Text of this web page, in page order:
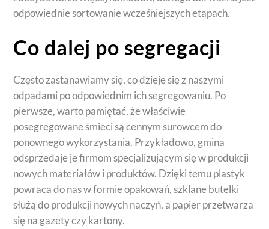
odpowiednie sortowanie wcześniejszych etapach.
Co dalej po segregacji
Często zastanawiamy się, co dzieje się z naszymi
odpadami po odpowiednim ich segregowaniu. Po
pierwsze, warto pamiętać, że właściwie
posegregowane śmieci są cennym surowcem do
ponownego wykorzystania. Przykładowo, gmina
odsprzedaje je firmom specjalizującym się w produkcji
nowych materiałów i produktów. Dzięki temu plastyk
powraca do nas w formie opakowań, szklane butelki
służą do produkcji nowych naczyń, a papier przetwarza
się na gazety czy kartony.